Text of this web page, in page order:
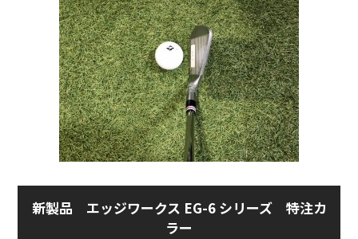
新製品 エッジワークス EG-6 シリーズ 特注カ
ラー